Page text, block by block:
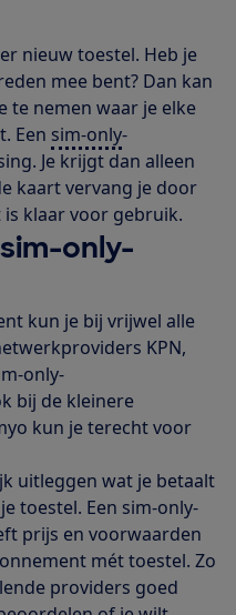
nieuw toestel. Heb je
mee bent? Dan kan
te nemen waar je elke
Een sim-only-
Je krijgt dan alleen
kaart vervang je door
klaar voor gebruik.
only-
kun je bij vrijwel alle
KPN,
only-
bij de kleinere
kun je terecht voor
uitleggen wat je betaalt
toestel. Een sim-only-
prijs en voorwaarden
mét toestel. Zo
providers goed